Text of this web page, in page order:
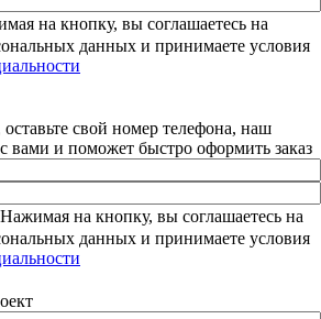
на кнопку, вы соглашаетесь на
данных и принимаете условия
оставьте свой номер телефона, наш
вами и поможет быстро оформить заказ
Нажимая на кнопку, вы соглашаетесь на
данных и принимаете условия